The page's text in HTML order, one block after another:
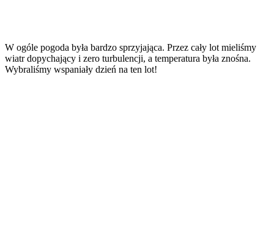
W ogóle pogoda była bardzo sprzyjająca. Przez cały lot mieliśmy
wiatr dopychający i zero turbulencji, a temperatura była znośna.
Wybraliśmy wspaniały dzień na ten lot!